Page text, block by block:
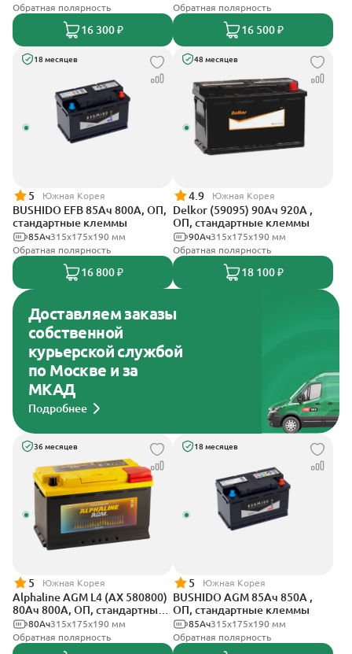
Обратная полярность
16 300 ₽
Обратная полярность
16 500 ₽
18 месяцев
5 Южная Корея
BUSHIDO EFB 85Ач 800А, ОП,
стандартные клеммы
315x175x190 мм
85Ач
Обратная полярность
16 800 ₽
48 месяцев
4.9 Южная Корея
Delkor (59095) 90Ач 920А ,
ОП, стандартные клеммы
315x175x190 мм
90Ач
Обратная полярность
18 100 ₽
Доставляем заказы
собственной
курьерской службой
по Москве и за
МКАД
Подробнее
36 месяцев
5 Южная Корея
Alphaline AGM L4 (AX 580800)
80Ач 800А, ОП, стандартные
клеммы315х175х190 мм
80Ач
Обратная полярность
18 месяцев
5 Южная Корея
BUSHIDO AGM 85Ач 850А ,
ОП, стандартные клеммы
315x175x190 мм
85Ач
Обратная полярность